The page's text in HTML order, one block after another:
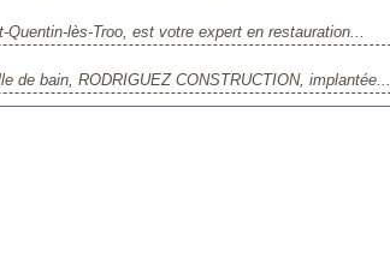
lès-Troo, est votre expert en restauration...
de bain, RODRIGUEZ CONSTRUCTION, implantée...